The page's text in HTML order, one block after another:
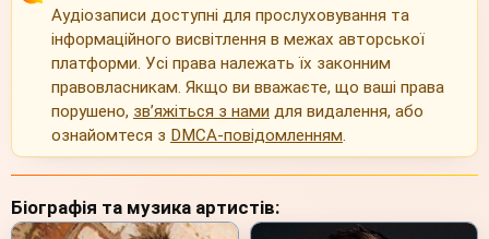
Аудіозаписи доступні для прослуховування та
інформаційного висвітлення в межах авторської
платформи. Усі права належать їх законним
правовласникам. Якщо ви вважаєте, що ваші права
порушено, зв’яжіться з нами для видалення, або
ознайомтеся з DMCA-повідомленням.
Біографія та музика артистів: